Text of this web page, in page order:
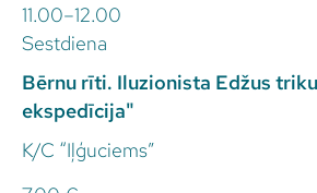
11.00–12.00
Sestdiena
Bērnu rīti. Iluzionista Edžus
ekspedīcija"
K/C “Iļģuciems”